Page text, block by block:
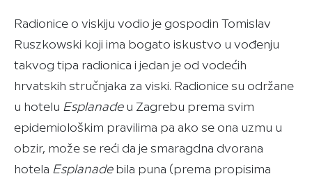
Radionice o viskiju vodio je gospodin Tomislav
Ruszkowski koji ima bogato iskustvo u vođenju
takvog tipa radionica i jedan je od vodećih
hrvatskih stručnjaka za viski. Radionice su održane
u hotelu Esplanadeu Zagrebu prema svim
epidemiološkim pravilima pa ako se ona uzmu u
obzir, može se reći da je smaragdna dvorana
hotela Esplanadebila puna (prema propisima